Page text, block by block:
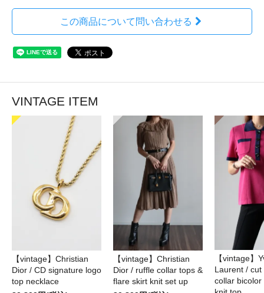
この商品について問い合わせる
VINTAGE ITEM
【vintage】Christian
Dior / CD signature logo
top necklace
【vintage】Christian
Dior / ruffle collar tops &
flare skirt knit set up
【vintage】
Laurent /
collar bicolor